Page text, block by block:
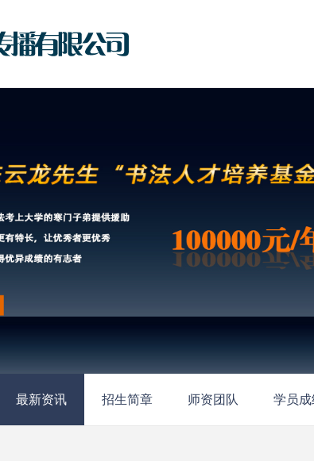
最新资讯 招生简章 师资团队 学员成